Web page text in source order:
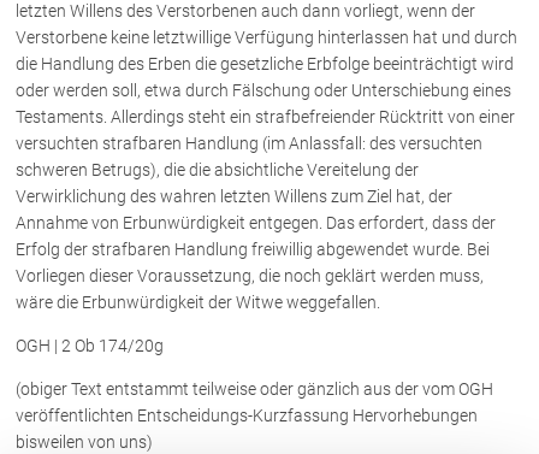
Rechtsnews
Publikationen
Paragraphen & Mehr
Medien
Vorarlberg Online
NOVUM
Fachliteratur
FAQ
Unternehmensnachfolge in der
Familie
letzten Willens des Verstorbenen auch dann vorliegt, wenn der
Verstorbene keine letztwillige Verfügung hinterlassen hat und durch
die Handlung des Erben die gesetzliche Erbfolge beeinträchtigt wird
oder werden soll, etwa durch Fälschung oder Unterschiebung eines
Testaments. Allerdings steht ein strafbefreiender Rücktritt von einer
versuchten strafbaren Handlung (im Anlassfall: des versuchten
schweren Betrugs), die die absichtliche Vereitelung der
Verwirklichung des wahren letzten Willens zum Ziel hat, der
Annahme von Erbunwürdigkeit entgegen. Das erfordert, dass der
Erfolg der strafbaren Handlung freiwillig abgewendet wurde. Bei
Vorliegen dieser Voraussetzung, die noch geklärt werden muss,
wäre die Erbunwürdigkeit der Witwe weggefallen.
OGH | 2 Ob 174/20g
(obiger Text entstammt teilweise oder gänzlich aus der vom OGH
veröffentlichten Entscheidungs-Kurzfassung Hervorhebungen
bisweilen von uns)